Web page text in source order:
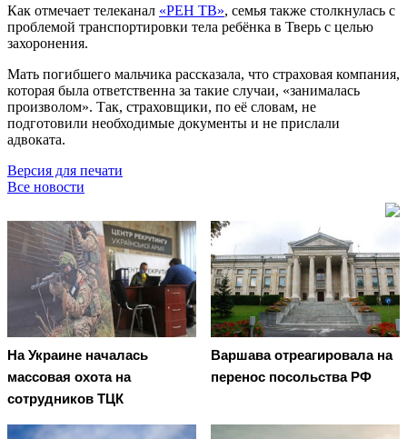
Как отмечает телеканал «РЕН ТВ», семья также столкнулась с
проблемой транспортировки тела ребёнка в Тверь с целью
захоронения.
Мать погибшего мальчика рассказала, что страховая компания,
которая была ответственна за такие случаи, «занималась
произволом». Так, страховщики, по её словам, не
подготовили необходимые документы и не прислали
адвоката.
Версия для печати
Все новости
На Украине началась
массовая охота на
сотрудников ТЦК
Варшава отреагировала на
перенос посольства РФ